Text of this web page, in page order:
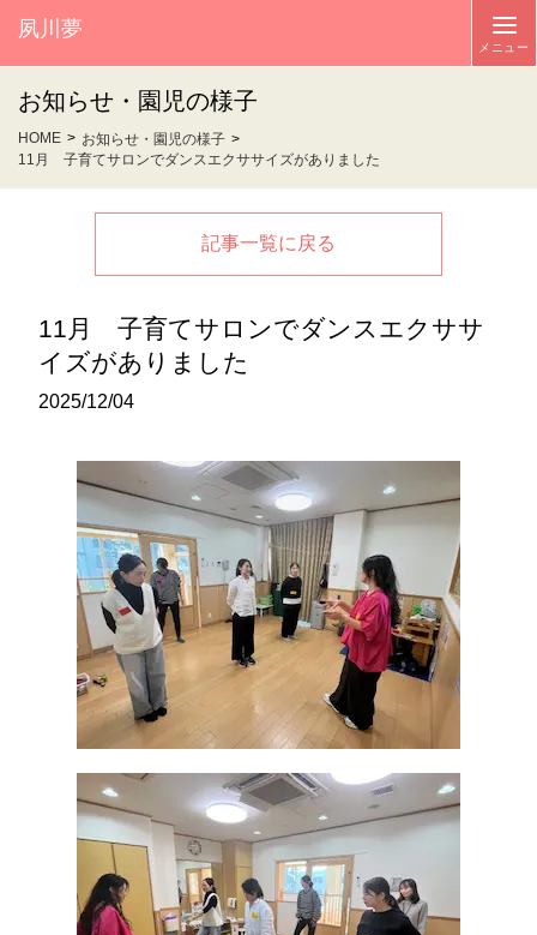
夙川夢
お知らせ・園児の様子
HOME
お知らせ・園児の様子
11月 子育てサロンでダンスエクササイズがありました
記事一覧に戻る
11月 子育てサロンでダンスエクササ
イズがありました
2025/12/04